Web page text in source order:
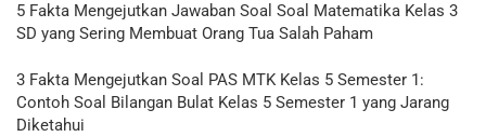
5 Fakta Mengejutkan Jawaban Soal Soal Matematika Kelas 3
SD yang Sering Membuat Orang Tua Salah Paham
3 Fakta Mengejutkan Soal PAS MTK Kelas 5 Semester 1:
Contoh Soal Bilangan Bulat Kelas 5 Semester 1 yang Jarang
Diketahui